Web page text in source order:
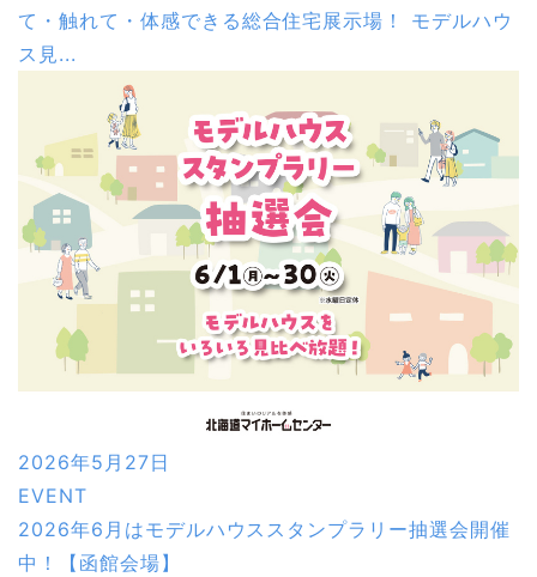
て・触れて・体感できる総合住宅展示場！ モデルハウ
ス見...
2026年5月27日
EVENT
2026年6月はモデルハウススタンプラリー抽選会開催
中！【函館会場】